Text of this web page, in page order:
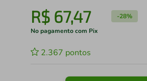
R$ 67,47 -28%
No pagamento com Pix
2.367 pontos